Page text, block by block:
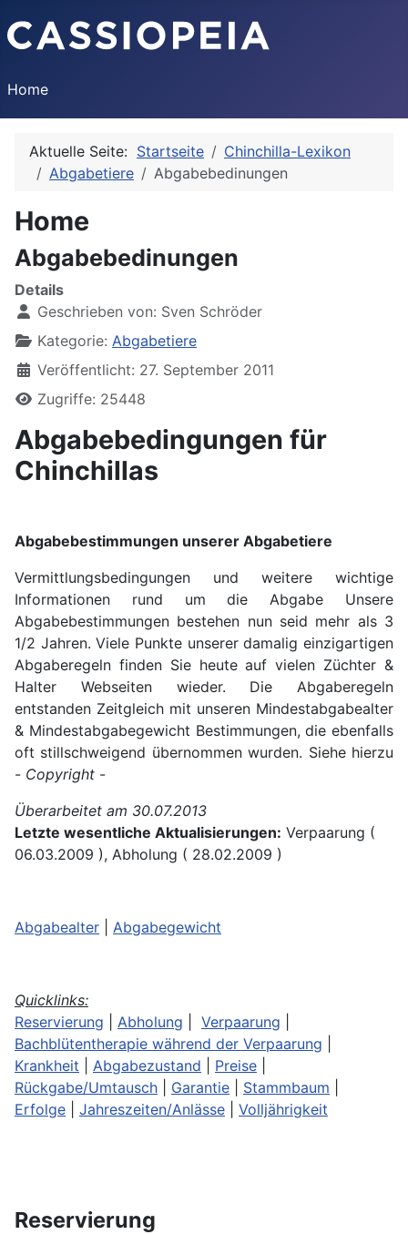
Home
Aktuelle Seite: Startseite
Chinchilla-Lexikon
Abgabetiere
Abgabebedinungen
Home
Abgabebedinungen
Details
Geschrieben von: Sven Schröder
Kategorie: Abgabetiere
Veröffentlicht: 27. September 2011
Zugriffe: 25448
Abgabebedingungen für
Chinchillas
Abgabebestimmungen unserer Abgabetiere
Vermittlungsbedingungen und weitere wichtige
Informationen rund um die Abgabe Unsere
Abgabebestimmungen bestehen nun seid mehr als 3
1/2 Jahren. Viele Punkte unserer damalig einzigartigen
Abgaberegeln finden Sie heute auf vielen Züchter &
Halter Webseiten wieder. Die Abgaberegeln
entstanden Zeitgleich mit unseren Mindestabgabealter
& Mindestabgabegewicht Bestimmungen, die ebenfalls
oft stillschweigend übernommen wurden. Siehe hierzu
- Copyright -
Überarbeitet am 30.07.2013
Letzte wesentliche Aktualisierungen: Verpaarung (
06.03.2009 ), Abholung ( 28.02.2009 )
Abgabealter Abgabegewicht
Quicklinks:
Reservierung
Abholung Verpaarung
Bachblütentherapie während der Verpaarung
Krankheit
Abgabezustand Preise
Rückgabe/Umtausch
Garantie Stammbaum
Erfolge
Jahreszeiten/Anlässe Volljährigkeit
Reservierung